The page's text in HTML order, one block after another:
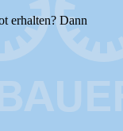
erhalten? Dann